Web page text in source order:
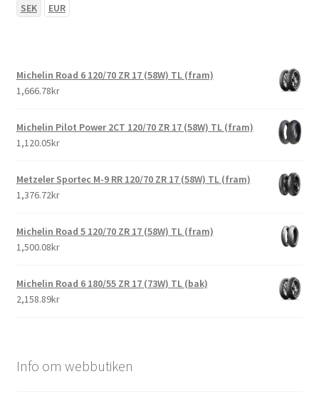
SEK EUR
Michelin Road 6 120/70 ZR 17 (58W) TL (fram)
1,666.78kr
Michelin Pilot Power 2CT 120/70 ZR 17 (58W) TL (fram)
1,120.05kr
Metzeler Sportec M-9 RR 120/70 ZR 17 (58W) TL (fram)
1,376.72kr
Michelin Road 5 120/70 ZR 17 (58W) TL (fram)
1,500.08kr
Michelin Road 6 180/55 ZR 17 (73W) TL (bak)
2,158.89kr
Info om webbutiken